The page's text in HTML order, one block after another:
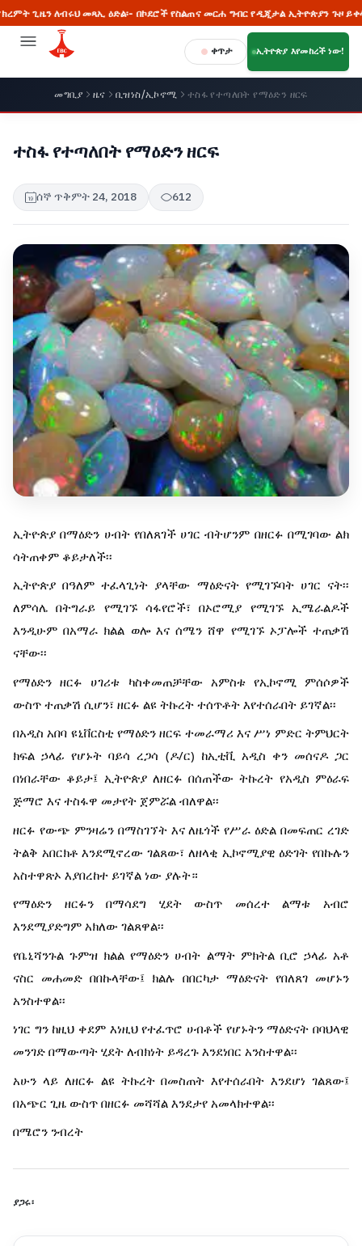
ለብሩህ መጻኢ ዕድል፡- በኮደሮች የስልጠና መርሐ ግብር የዲጂታል ኢትዮጵያን ጉዞ ይቀላቀሉ
ቀጥታ ኢትዮጵያ እየመከረች ነው!
መግቢያ ዜና ቢዝነስ/ኢኮኖሚ ተስፋ የተጣለበት የማዕድን ዘርፍ
ተስፋ የተጣለበት የማዕድን ዘርፍ
ሰኞ ጥቅምት 24, 2018 612
ኢትዮጵያ በማዕድን ሀብት የበለጸገች ሀገር ብትሆንም በዘርፉ በሚገባው ልክ
ሳትጠቀም ቆይታለች፡፡
ኢትዮጵያ በዓለም ተፈላጊነት ያላቸው ማዕድናት የሚገኙባት ሀገር ናት፡፡
ለምሳሌ በትግራይ የሚገኙ ሳፋየሮች፣ በኦሮሚያ የሚገኙ ኢሜራልዶች
እንዲሁም በአማራ ክልል ወሎ እና ሰሜን ሸዋ የሚገኙ ኦፓሎች ተጠቃሽ
ናቸው፡፡
የማዕድን ዘርፉ ሀገሪቱ ካስቀመጠቻቸው አምስቱ የኢኮኖሚ ምሰሶዎች
ውስጥ ተጠቃሽ ሲሆን፣ ዘርፉ ልዩ ትኩረት ተሰጥቶት እየተሰራበት ይገኛል፡፡
በአዲስ አበባ ዩኒቨርስቲ የማዕድን ዘርፍ ተመራማሪ እና ሥነ ምድር ትምህርት
ክፍል ኃላፊ የሆኑት ባይሳ ረጋሳ (ዶ/ር) ከኢቲቪ አዲስ ቀን መሰናዶ ጋር
በነበራቸው ቆይታ፤ ኢትዮጵያ ለዘርፉ በሰጠችው ትኩረት የአዲስ ምዕራፍ
ጅማሮ እና ተስፋዋ መታየት ጀምሯል ብለዋል፡፡
ዘርፉ የውጭ ምንዛሬን በማስገኘት እና ለዜጎች የሥራ ዕድል በመፍጠር ረገድ
ትልቅ አበርክቶ እንደሚኖረው ገልጸው፣ ለዘላቂ ኢኮኖሚያዊ ዕድገት የበኩሉን
አስተዋጽኦ እያበረከተ ይገኛል ነው ያሉት።
የማዕድን ዘርፉን በማሳደግ ሂደት ውስጥ መሰረተ ልማቱ አብሮ
እንደሚያድግም አክለው ገልጸዋል፡፡
የቤኒሻንጉል ጉምዝ ክልል የማዕድን ሀብት ልማት ምክትል ቢሮ ኃላፊ አቶ
ናስር መሐመድ በበኩላቸው፤ ክልሉ በበርካታ ማዕድናት የበለጸገ መሆኑን
አንስተዋል፡፡
ነገር ግን ከዚህ ቀደም እነዚህ የተፈጥሮ ሀብቶች የሆኑትን ማዕድናት በባህላዊ
መንገድ በማውጣት ሂደት ለብክነት ይዳረጉ እንደነበር አንስተዋል፡፡
አሁን ላይ ለዘርፉ ልዩ ትኩረት በመስጠት እየተሰራበት እንደሆነ ገልጸው፤
በአጭር ጊዜ ውስጥ በዘርፉ መሻሻል እንደታየ አመላክተዋል፡፡
በሜሮን ንብረት
ያጋሩ፡